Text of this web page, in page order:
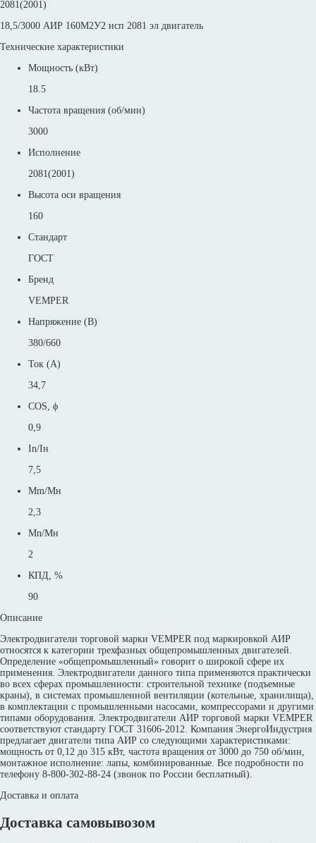
2081(2001)
18,5/3000 АИР 160M2У2 исп 2081 эл двигатель
Технические характеристики
Мощность (кВт)
18.5
Частота вращения (об/мин)
3000
Исполнение
2081(2001)
Высота оси вращения
160
Стандарт
ГОСТ
Бренд
VEMPER
Напряжение (В)
380/660
Ток (А)
34,7
COS, ϕ
0,9
In/Iн
7,5
Mm/Mн
2,3
Mn/Mн
2
КПД, %
90
Описание
Электродвигатели торговой марки VEMPER под маркировкой АИР
относятся к категории трехфазных общепромышленных двигателей.
Определение «общепромышленный» говорит о широкой сфере их
применения. Электродвигатели данного типа применяются практически
во всех сферах промышленности: строительной технике (подъемные
краны), в системах промышленной вентиляции (котельные, хранилища),
в комплектации с промышленными насосами, компрессорами и другими
типами оборудования. Электродвигатели АИР торговой марки VEMPER
соответствуют стандарту ГОСТ 31606-2012. Компания ЭнергоИндустрия
предлагает двигатели типа АИР со следующими характеристиками:
мощность от 0,12 до 315 кВт, частота вращения от 3000 до 750 об/мин,
монтажное исполнение: лапы, комбинированные. Все подробности по
телефону 8-800-302-88-24 (звонок по России бесплатный).
Доставка и оплата
Доставка самовывозом